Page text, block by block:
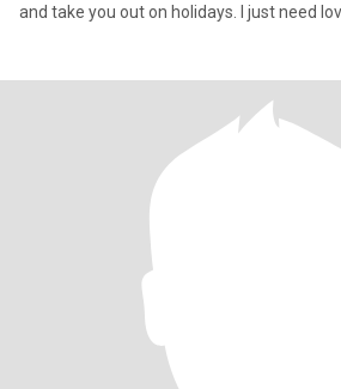
and take you out on holidays. I just need